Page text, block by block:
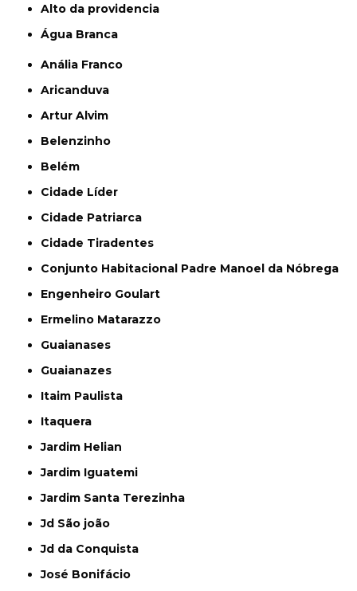
alto da providencia
Água Branca
Anália Franco
Aricanduva
Artur Alvim
Belenzinho
Belém
Cidade Líder
Cidade Patriarca
Cidade Tiradentes
Conjunto Habitacional Padre Manoel da Nóbrega
Engenheiro Goulart
Ermelino Matarazzo
Guaianases
Guaianazes
Itaim Paulista
Itaquera
Jardim Helian
Jardim Iguatemi
Jardim Santa Terezinha
Jd São joão
Jd da Conquista
José Bonifácio